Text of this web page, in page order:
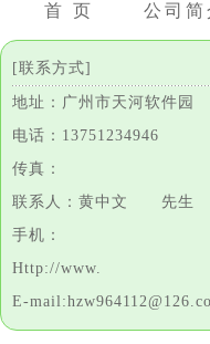
首 页 公司简
[联系方式]
地址：广州市天河软件园
电话：13751234946
传真：
联系人：黄中文 先
手机：
Http://www.
E-